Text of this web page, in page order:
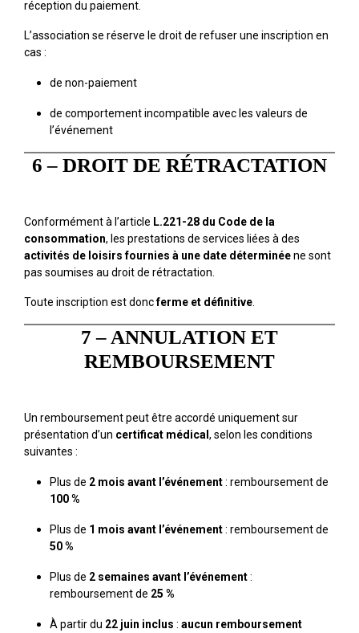
réception du paiement.
L’association se réserve le droit de refuser une inscription en
cas :
de non-paiement
de comportement incompatible avec les valeurs de
l’événement
6 – DROIT DE RÉTRACTATION
Conformément à l’article L.221-28 du Code de la
consommation, les prestations de services liées à des
activités de loisirs fournies à une date déterminéene sont
pas soumises au droit de rétractation.
Toute inscription est doncferme et définitive
7 – ANNULATION ET
REMBOURSEMENT
Un remboursement peut être accordé uniquement sur
présentation d’un certificat médical , selon les conditions
suivantes :
Plus de 2 mois avant l’événement: remboursement de
100 %
Plus de 1 mois avant l’événement: remboursement de
50 %
Plus de 2 semaines avant l’événement:
remboursement de 25 %
À partir du 22 juin inclus : aucun remboursement